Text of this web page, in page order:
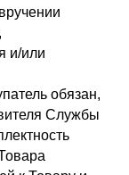
и/или
обязан,
Службы